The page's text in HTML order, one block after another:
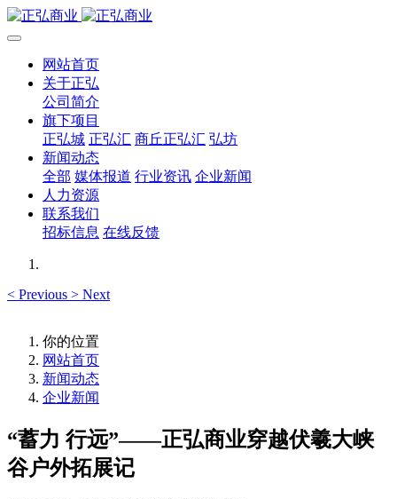
网站首页
关于正弘
公司简介
旗下项目
正弘城 正弘汇 商丘正弘汇 弘坊
新闻动态
全部 媒体报道 行业资讯 企业新闻
人力资源
联系我们
招标信息 在线反馈
< Previous > Next
你的位置
网站首页
新闻动态
企业新闻
“蓄力 行远”——正弘商业穿越伏羲大峡
谷户外拓展记